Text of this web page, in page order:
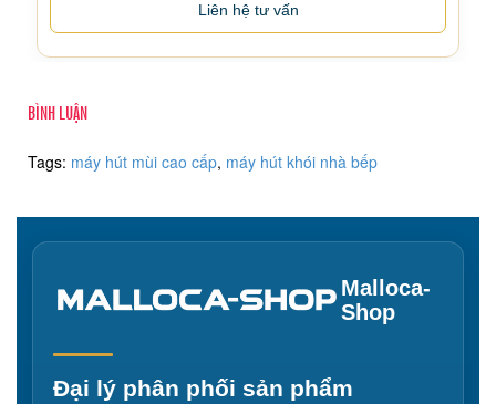
Liên hệ tư vấn
BÌNH LUẬN
Tags: máy hút mùi cao cấp, máy hút khói nhà bếp
Malloca-
Shop
Đại lý phân phối sản phẩm